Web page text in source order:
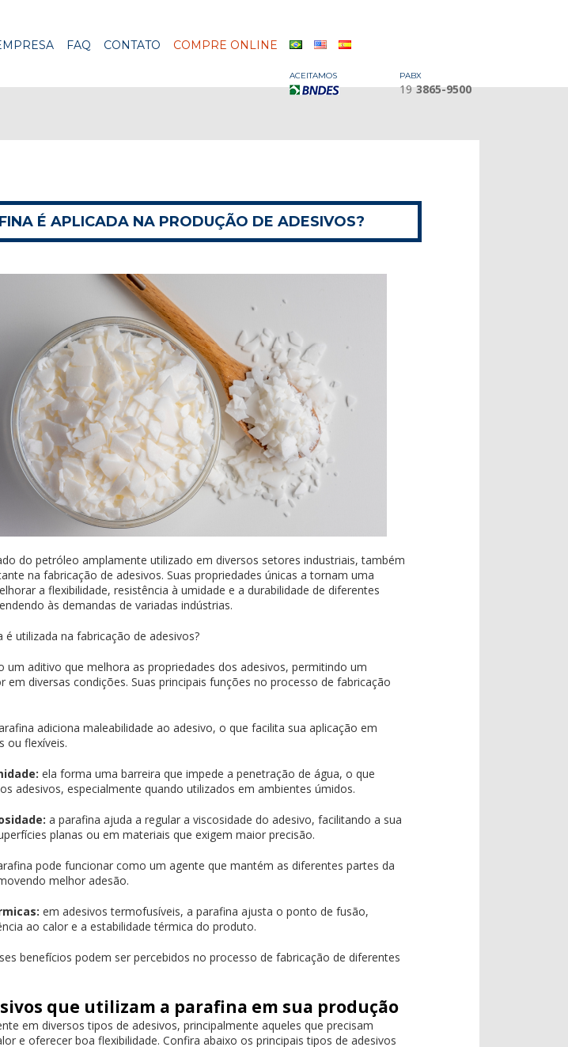
FAQ CONTATO COMPRE ONLINE
ACEITAMOS PABX
19 3865-9500
É APLICADA NA PRODUÇÃO DE ADESIVOS?
do petróleo amplamente utilizado em diversos setores industriais, também
na fabricação de adesivos. Suas propriedades únicas a tornam uma
a flexibilidade, resistência à umidade e a durabilidade de diferentes
às demandas de variadas indústrias.
utilizada na fabricação de adesivos?
um aditivo que melhora as propriedades dos adesivos, permitindo um
em diversas condições. Suas principais funções no processo de fabricação
adiciona maleabilidade ao adesivo, o que facilita sua aplicação em
ou flexíveis.
ela forma uma barreira que impede a penetração de água, o que
adesivos, especialmente quando utilizados em ambientes úmidos.
a parafina ajuda a regular a viscosidade do adesivo, facilitando a sua
planas ou em materiais que exigem maior precisão.
pode funcionar como um agente que mantém as diferentes partes da
melhor adesão.
em adesivos termofusíveis, a parafina ajusta o ponto de fusão,
ao calor e a estabilidade térmica do produto.
benefícios podem ser percebidos no processo de fabricação de diferentes
que utilizam a parafina em sua produção
em diversos tipos de adesivos, principalmente aqueles que precisam
e oferecer boa flexibilidade. Confira abaixo os principais tipos de adesivos